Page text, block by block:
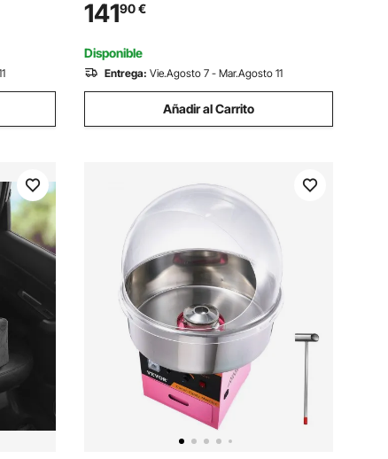
de Acero Inoxidable y Cuchara para
Azúcar, para Carnavales, Cumpleaños,
Fiestas, Rosa
14190€
Disponible
Entrega: Vie.Agosto 7 - Mar.Agosto 11
Añadir al Carrito